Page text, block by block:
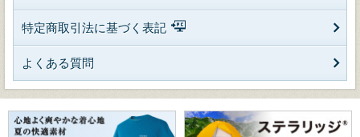
特定商取引法に基づく表記
よくある質問